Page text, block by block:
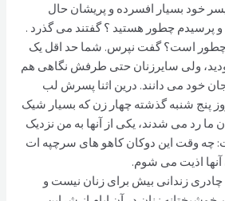
خود بسیار افسرده و پریشان حال
و پرسیدم چطور هستید ؟ گفتند می گذرد .
چطور است؟ گفت نپرس. شما حد اقل یک
ولی سایرزنان حتی طرفش نگاهی هم
جان خود می دانند. درین اثنا پسرش لب
پنج شنبه گذشته چهار زن که بسیار شیک
ما رد می شدند، یکی از آنها به من نزدیک
چه وقت این دوکان کاهو های سرچپه ات
آنها اذیت می شوم.
زندانی بیش برای زنان نیست و